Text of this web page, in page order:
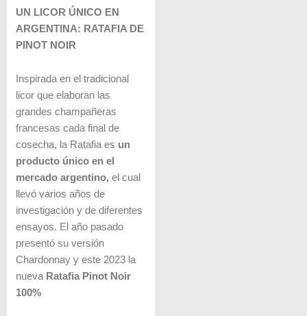
UN LICOR ÚNICO EN
ARGENTINA: RATAFIA DE
PINOT NOIR
Inspirada en el tradicional
licor que elaboran las
grandes champañeras
francesas cada final de
cosecha, la Ratafia es un
producto único en el
mercado argentino, el cual
llevó varios años de
investigación y de diferentes
ensayos. El año pasado
presentó su versión
Chardonnay y este 2023 la
nueva Ratafia Pinot Noir
100%